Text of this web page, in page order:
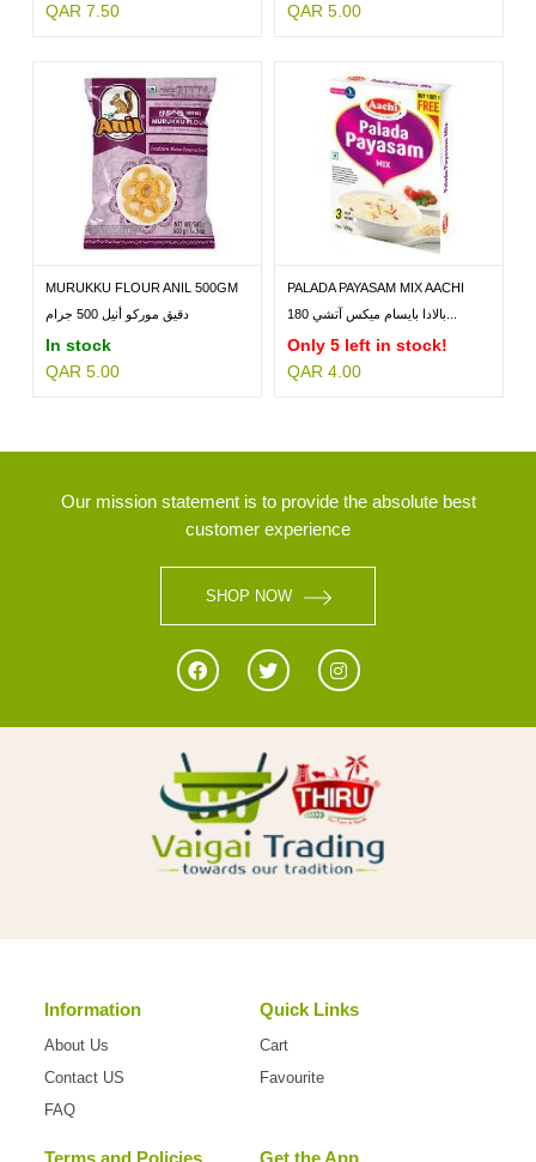
QAR 7.50
QAR 5.00
MURUKKU FLOUR ANIL 500GM
دقيق موركو أنيل 500 جرام
In stock
QAR 5.00
PALADA PAYASAM MIX AACHI
180GM
Only 5 left in stock!
QAR 4.00
Our mission statement is to provide the absolute best
customer experience
SHOP NOW
Information
About Us
Contact US
FAQ
Quick Links
Cart
Favourite
Terms and Policies Get the App